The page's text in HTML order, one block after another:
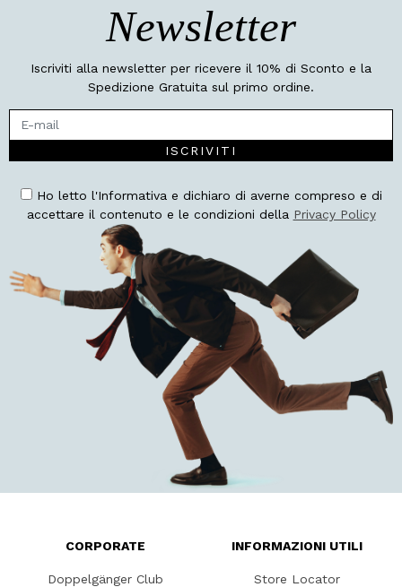
Newsletter
Iscriviti alla newsletter per ricevere il 10% di Sconto e la
Spedizione Gratuita sul primo ordine.
ISCRIVITI
Ho letto l'Informativa e dichiaro di averne compreso e di
accettare il contenuto e le condizioni della Privacy Policy
CORPORATE
Doppelgänger Club
INFORMAZIONI UTILI
Store Locator